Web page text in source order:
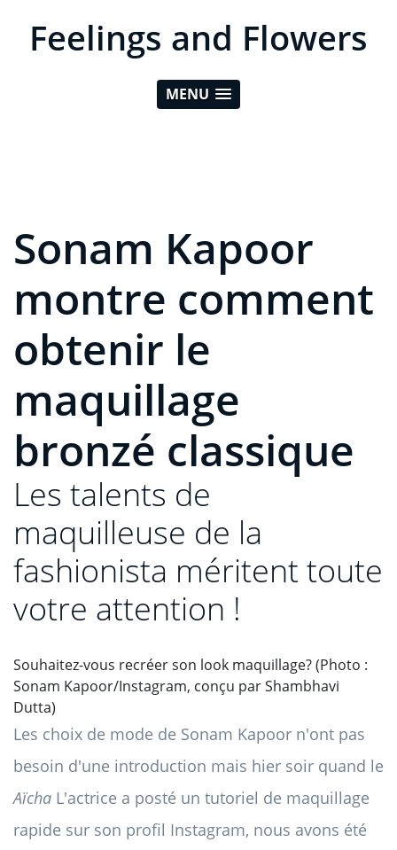
Feelings and Flowers
MENU
Sonam Kapoor
montre comment
obtenir le
maquillage
bronzé classique
Les talents de
maquilleuse de la
fashionista méritent toute
votre attention !
Souhaitez-vous recréer son look maquillage? (Photo :
Sonam Kapoor/Instagram, conçu par Shambhavi
Dutta)
Les choix de mode de Sonam Kapoor n'ont pas
besoin d'une introduction mais hier soir quand le
Aïcha L'actrice a posté un tutoriel de maquillage
rapide sur son profil Instagram, nous avons été